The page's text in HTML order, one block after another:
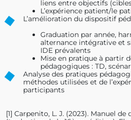
liens entre objectifs
L’expérience patient/le
L’amélioration du dispositif
Graduation par année,
alternance intégrative et
IDE prévalents
Mise en pratique à partir
pédagogiques : TD,
Analyse des pratiques
méthodes utilisées et de
participants
[1] Carpenito, L. J. (2023). Manuel